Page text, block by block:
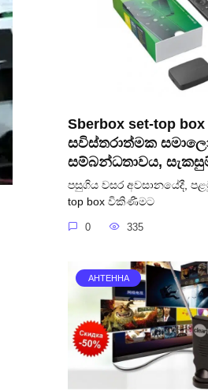
Sberbox set-top
සවිස්තරාත්මක
සම්බන්ධතාවය,
පසුගිය වසර අවසානයේදී,
top box විකිණීමට
0 335
АНТЕННА